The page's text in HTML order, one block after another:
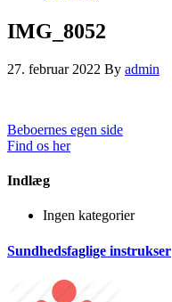
IMG_8052
27. februar 2022 By admin
Beboernes egen side
Find os her
Indlæg
Ingen kategorier
Sundhedsfaglige instrukser